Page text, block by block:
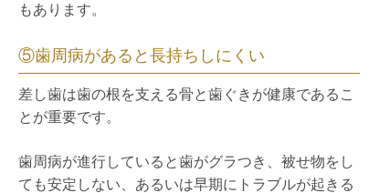
もあります。
⑤歯周病があると長持ちしにくい
差し歯は歯の根を支える骨と歯ぐきが健康であるこ
とが重要です。
歯周病が進行していると歯がグラつき、被せ物をし
ても安定しない、あるいは早期にトラブルが起きる